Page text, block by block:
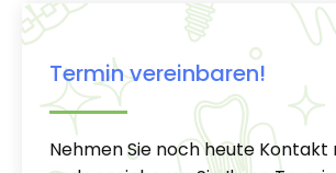
Termin vereinbaren!
Nehmen Sie noch heute Kontakt